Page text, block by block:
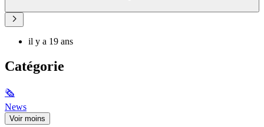
il y a 19 ans
Catégorie
🗞
News
Voir moins